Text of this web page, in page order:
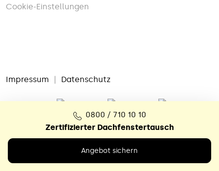
Cookie-Einstellungen
Impressum | Datenschutz
0800 / 710 10 10
Zertifizierter Dachfenstertausch
Angebot sichern